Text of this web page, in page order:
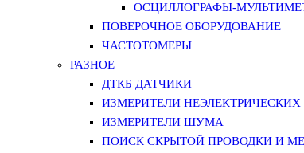
ОСЦИЛЛОГРАФЫ-
ПОВЕРОЧНОЕ ОБОРУДОВАНИЕ
ЧАСТОТОМЕРЫ
РАЗНОЕ
ДТКБ ДАТЧИКИ
ИЗМЕРИТЕЛИ
ИЗМЕРИТЕЛИ ШУМА
ПОИСК СКРЫТОЙ ПРОВОДКИ И